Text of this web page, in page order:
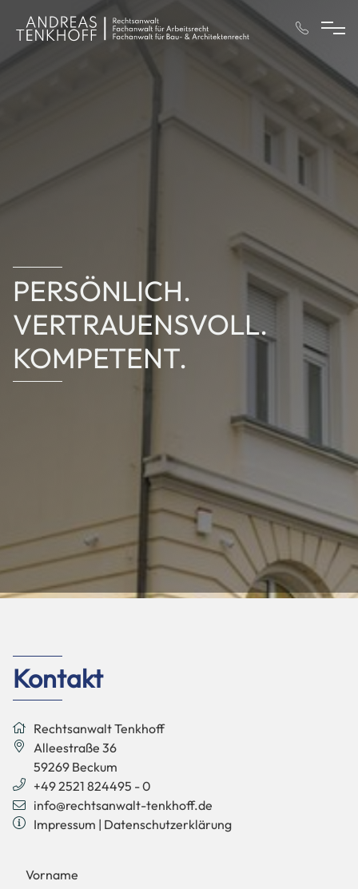
PERSÖNLICH.
VERTRAUENSVOLL.
KOMPETENT.
Kontakt
Rechtsanwalt Tenkhoff
Alleestraße 36
59269 Beckum
+49 2521 824495 - 0
info@rechtsanwalt-tenkhoff.de
Impressum | Datenschutzerklärung